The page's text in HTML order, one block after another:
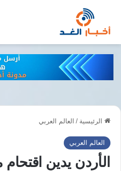
الرئيسية / العالم العربي
العالم العربي
الأردن يدين